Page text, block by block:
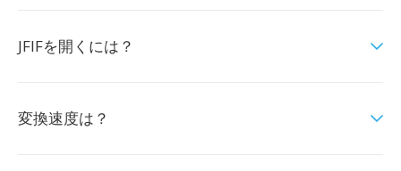
JFIFを開くには？
変換速度は？